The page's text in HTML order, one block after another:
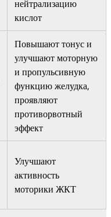
нейтрализацию
кислот
Повышают тонус и
улучшают моторную
и пропульсивную
функцию желудка,
проявляют
противорвотный
эффект
Улучшают
активность
моторики ЖКТ